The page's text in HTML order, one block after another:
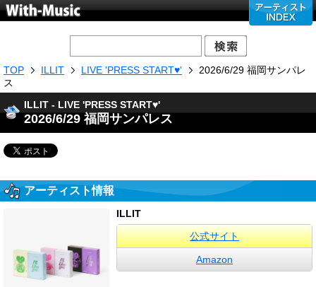
TOP ILLIT LIVE 'PRESS START♥'
2026/6/29 福岡サンパレ
ス
ILLIT - LIVE 'PRESS START♥'
2026/6/29 福岡サンパレス
アーティスト情報
ILLIT
公式サイト
Amazon